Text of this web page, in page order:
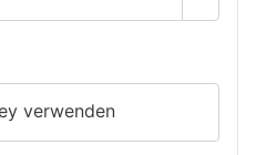
verwenden